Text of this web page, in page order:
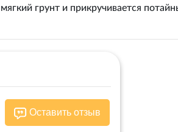
грунт и прикручивается
Оставить отзыв